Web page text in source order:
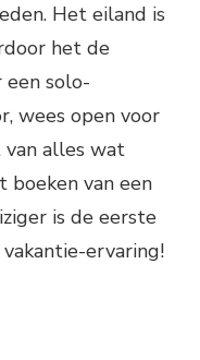
Het eiland is
het de
solo-
wees open voor
van alles wat
boeken van een
is de eerste
ervaring!